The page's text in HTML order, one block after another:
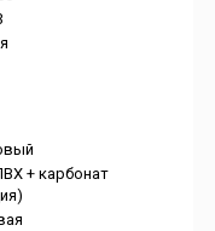
+ карбонат